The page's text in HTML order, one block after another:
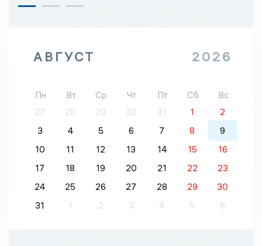
АВГУСТ 2026
Пн Вт Ср Чт Пт Сб
Вс
27
28 29 30 31 1
2
3
4 5 6 7 8
9
10
11 12 13 14 15
16
17
18 19 20 21 22
23
24
25 26 27 28 29
30
31
1 2 3 4 5 6